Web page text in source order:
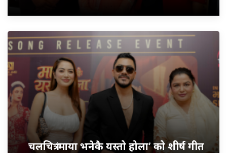
चलचित्र ‘माया भनेकै यस्तो होला’ को शीर्ष गीत